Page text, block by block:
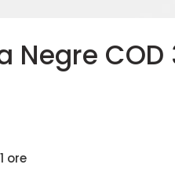
Negre COD
ore